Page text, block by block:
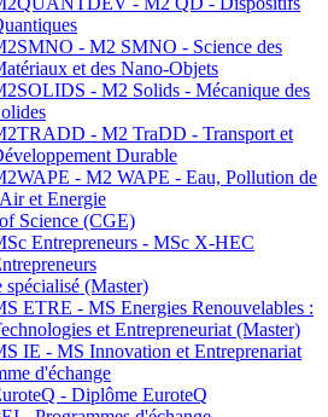
- M2 SMNO - Science des
et des Nano-Objets
- M2 Solids - Mécanique des
- M2 TraDD - Transport et
Durable
- M2 WAPE - Eau, Pollution de
et Energie
Science (CGE)
Entrepreneurs - MSc X-HEC
spécialisé (Master)
ETRE - MS Energies Renouvelables :
et Entrepreneuriat (Master)
IE - MS Innovation et Entreprenariat
d'échange
- Diplôme EuroteQ